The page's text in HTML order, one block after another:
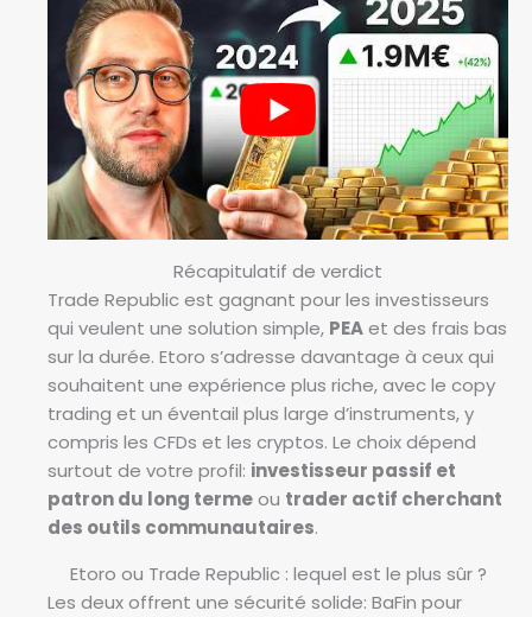
Récapitulatif de verdict
Trade Republic est gagnant pour les investisseurs
qui veulent une solution simple, PEAet des frais bas
sur la durée. Etoro s’adresse davantage à ceux qui
souhaitent une expérience plus riche, avec le copy
trading et un éventail plus large d’instruments, y
compris les CFDs et les cryptos. Le choix dépend
surtout de votre profil: investisseur passif et
patron du long termeou trader actif cherchant
des outils communautaires.
Etoro ou Trade Republic : lequel est le plus sûr ?
Les deux offrent une sécurité solide: BaFin pour